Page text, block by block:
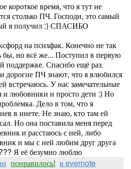
короткое время, что я тут не
столько ПЧ. Господи, это самый
я получил :) СПАСИБО
на психфак. Конечно не так
бы, но всё же... Поступил в первую
поддержке. Спасибо ещё раз.
дорогие ПЧ знают, что я влюбился
встречаюсь. У нас замечательные
и любовники и просто дети :) Но
Дело в том, что я
в инете. Не знаю, кто там ей
Но она поставила меня перед
и расстаюсь с ней, либо
и мы с ней любим друг друга
Я её безумно люблю
понравилось! в evernote